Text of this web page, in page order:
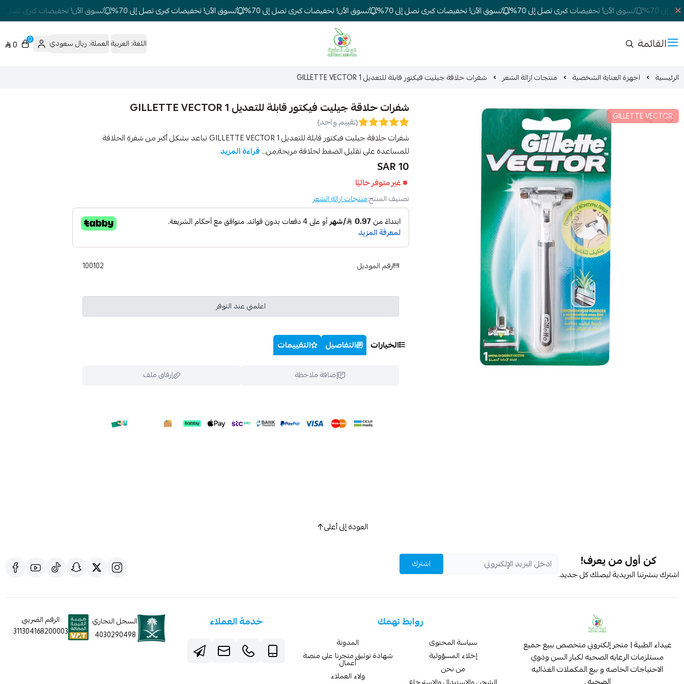
70% تسوق الآن! تخفيضات كبرى تصل إلى 70% تسوق الآن! تخفيضات كبرى تصل إلى 70% تسوق الآن! تخفيضات كبرى تصل إلى 70% تسوق الآن! تخفيضات كبرى تصل إلى 70% تسوق الآن! تخفيضات كبرى تصل إلى 70%
القائمة شركة غيداء المتطورة الطبية اللغة: العربيةالعملة: ريال سعودي 0
0
الرئيسية اجهزة العناية الشخصية منتجات ازالة الشعر شفرات حلاقة جيليت فيكتور قابلة للتعديل GILLETTE VECTOR 1
GILLETTE VECTOR شفرات حلاقة جيليت فيكتور قابلة للتعديل GILLETTE VECTOR 1
(تقييم واحد)
شفرات حلاقة جيليت فيكتور قابلة للتعديل GILLETTE VECTOR 1 تباعد بشكل أكبر من شفرة الحلاقة
للمساعدة على تقليل الضغط لحلاقة مريحة,من...قراءة المزيد
10 SAR
غير متوفر حاليًا
تصنيف المنتج:منتجات ازالة الشعر
رقم الموديل 100102
اعلمني عند التوفر
الخيارات التفاصيل التقييمات
إضافة ملاحظة إرفاق ملف
اسحب و افلت الملف هنا
العودة إلى أعلى
كن أول من يعرف!
اشترك بنشرتنا البريدية ليصلك كل جديد.
اشترك
غيداء الطبية | متجر إلكتروني متخصص ببيع جميع
مستلزمات الرعايه الصحيه لكبار السن وذوي
الاحتياجات الخاصه و بيع المكملات الغذائيه
روابط تهمك
سياسة المحتوى
إخلاء المسؤولية
من نحن
المدونة
شهادة توثيق متجرنا على منصة
أعمال
ولاء العملاء
خدمة العملاء
السجل التجاري
4030290498
الرقم الضريبي
311304168200003